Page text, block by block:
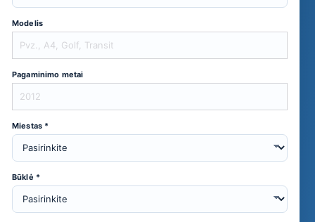
Modelis
Pagaminimo metai
Miestas *
Būklė *